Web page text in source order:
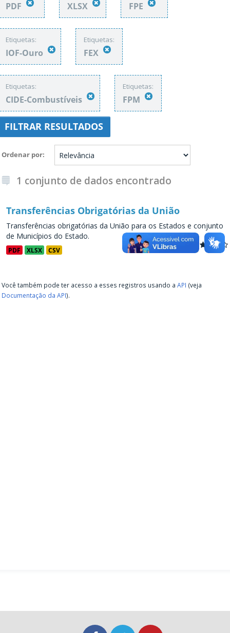
PDF XLSX FPE
Etiquetas:
IOF-Ouro
Etiquetas:
FEX
Etiquetas:
CIDE-Combustíveis
Etiquetas:
FPM
FILTRAR RESULTADOS
Ordenar por
1 conjunto de dados encontrado
Transferências Obrigatórias da União
Transferências obrigatórias da União para os Estados e conjunto
de Municípios do Estado.
PDF XLSX CSV
Você também pode ter acesso a esses registros usando a API (veja
Documentação da API).